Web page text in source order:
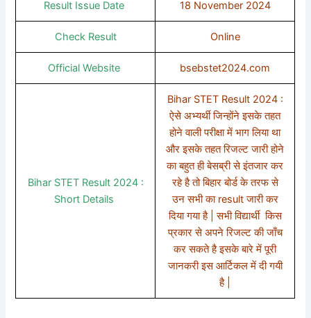
Result Issue Date 18 November 2024
Check Result Online
Official Website bsebstet2024.com
Bihar STET Result 2024 :
Short Details
Bihar STET Result 2024 :
ऐसे अभ्यर्थी जिन्होंने इसके तहत
होने वाली परीक्षा में भाग लिया था
और इसके तहत रिजल्ट जारी होने
का बहुत ही बेसब्री से इंतजार कर
रहे है तो बिहार बोर्ड के तरफ से
उन सभी का result जारी कर
दिया गया है | सभी विद्यार्थी किस
प्रकार से अपने रिजल्ट की जाँच
कर सकते है इसके बारे में पूरी
जानकरी इस आर्टिकल में दी गयी
है |